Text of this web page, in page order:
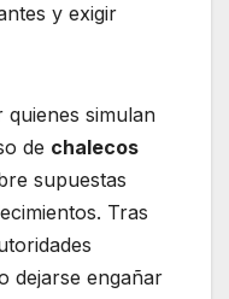
y exigir
quienes simulan
de chalecos
supuestas
Tras
dejarse engañar